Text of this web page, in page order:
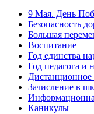
9 Мая. День
Безопасность
Большая
Воспитание
Год единства
Год педагога и
Дистанционное
Зачисление в
Каникулы